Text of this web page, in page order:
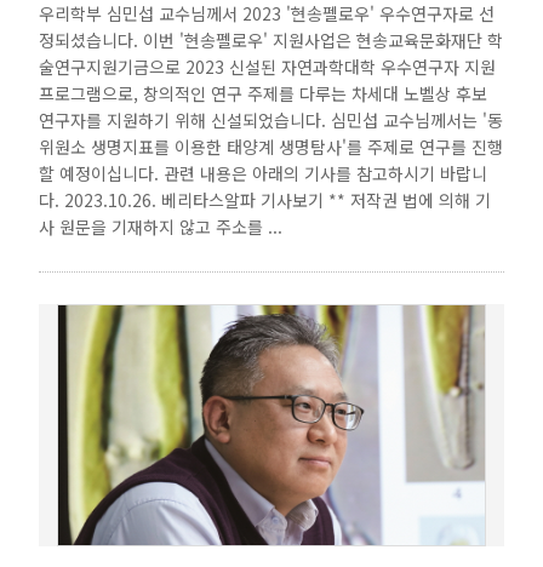
우리학부 심민섭 교수님께서 2023 '현송펠로우' 우수연구자로 선
정되셨습니다. 이번 '현송펠로우' 지원사업은 현송교육문화재단 학
술연구지원기금으로 2023 신설된 자연과학대학 우수연구자 지원
프로그램으로, 창의적인 연구 주제를 다루는 차세대 노벨상 후보
연구자를 지원하기 위해 신설되었습니다. 심민섭 교수님께서는 '동
위원소 생명지표를 이용한 태양계 생명탐사'를 주제로 연구를 진행
할 예정이십니다. 관련 내용은 아래의 기사를 참고하시기 바랍니
다. 2023.10.26. 베리타스알파 기사보기 ** 저작권 법에 의해 기
사 원문을 기재하지 않고 주소를 ...